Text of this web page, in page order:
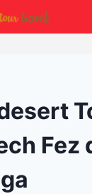
Fez